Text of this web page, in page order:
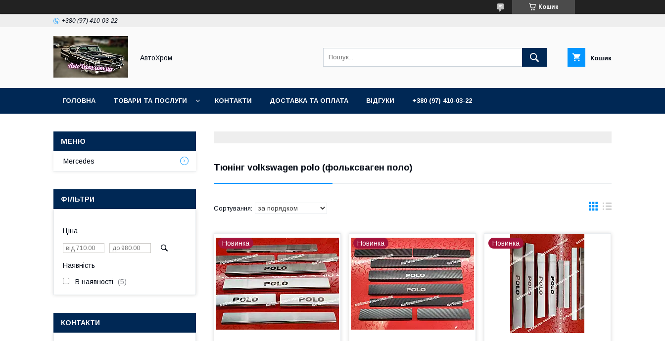
Кошик
+380 (97) 410-03-22
АвтоХром Кошик
ГОЛОВНА ТОВАРИ ТА ПОСЛУГИ КОНТАКТИ ДОСТАВКА ТА ОПЛАТА ВІДГУКИ +380 (97) 410-03-22
Тюнінг volkswagen polo (фольксваген поло)
Новинка Новинка Новинка
Mercedes
ФІЛЬТРИ
Ціна
Наявність
В наявності 5
КОНТАКТИ